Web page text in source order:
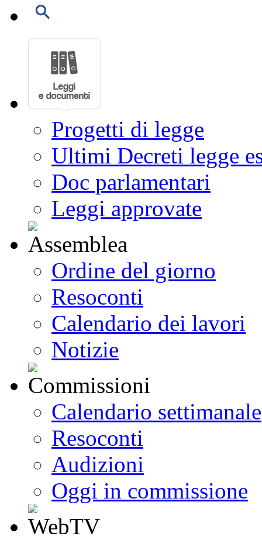
Progetti di legge
Ultimi Decreti legge
Doc parlamentari
Leggi approvate
Ordine del giorno
Resoconti
Calendario dei lavori
Notizie
Calendario settimanale
Resoconti
Audizioni
Oggi in commissione